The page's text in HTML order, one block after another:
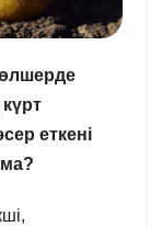
еткені